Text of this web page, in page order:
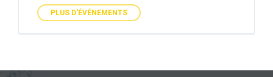
PLUS D'ÉVÉNEMENTS